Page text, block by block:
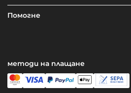
Помогне
методи на плащане